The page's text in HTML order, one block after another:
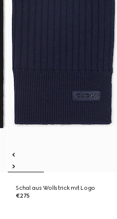
Schal aus Wollstrick mit Logo
€275